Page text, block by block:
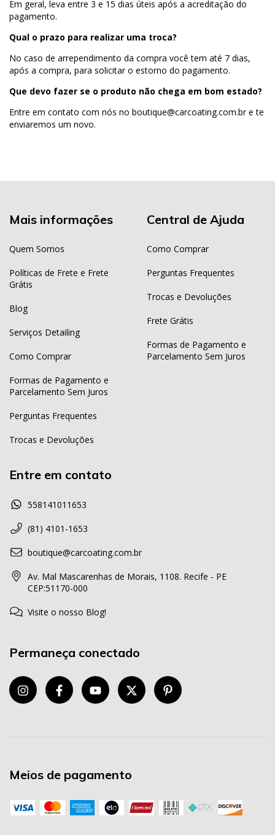
Em geral, leva entre 3 e 15 dias úteis após a acreditação do
pagamento.
Qual o prazo para realizar uma troca?
No caso de arrependimento da compra você tem até 7 dias,
após a compra, para solicitar o estorno do pagamento.
Que devo fazer se o produto não chega em bom estado?
Entre em contato com nós no boutique@carcoating.com.bre te
enviaremos um novo.
Mais informações
Quem Somos
Políticas de Frete e Frete
Grátis
Blog
Serviços Detailing
Como Comprar
Formas de Pagamento e
Parcelamento Sem Juros
Perguntas Frequentes
Trocas e Devoluções
Central de Ajuda
Como Comprar
Perguntas Frequentes
Trocas e Devoluções
Frete Grátis
Formas de Pagamento e
Parcelamento Sem Juros
Entre em contato
558141011653
(81) 4101-1653
boutique@carcoating.com.br
Av. Mal Mascarenhas de Morais, 1108. Recife - PE
CEP:51170-000
Visite o nosso Blog!
Permaneça conectado
Meios de pagamento